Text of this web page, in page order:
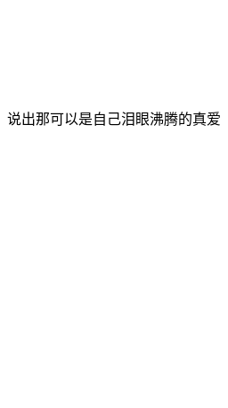
出那可以是自己泪眼沸腾的真爱